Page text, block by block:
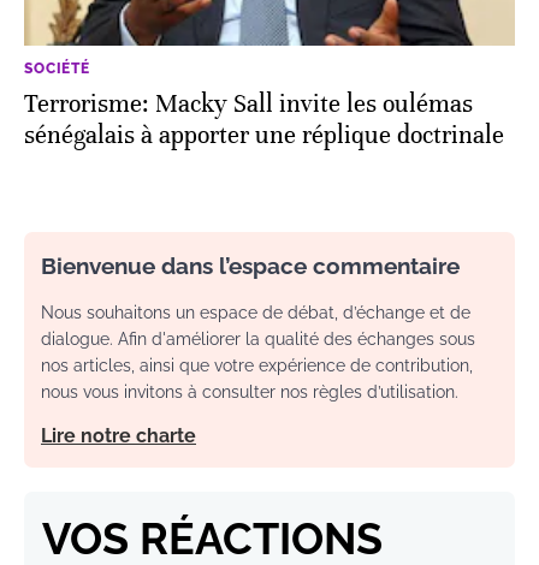
SOCIÉTÉ
Terrorisme: Macky Sall invite les oulémas
sénégalais à apporter une réplique doctrinale
Bienvenue dans l’espace commentaire
Nous souhaitons un espace de débat, d’échange et de
dialogue. Afin d'améliorer la qualité des échanges sous
nos articles, ainsi que votre expérience de contribution,
nous vous invitons à consulter nos règles d’utilisation.
Lire notre charte
VOS RÉACTIONS